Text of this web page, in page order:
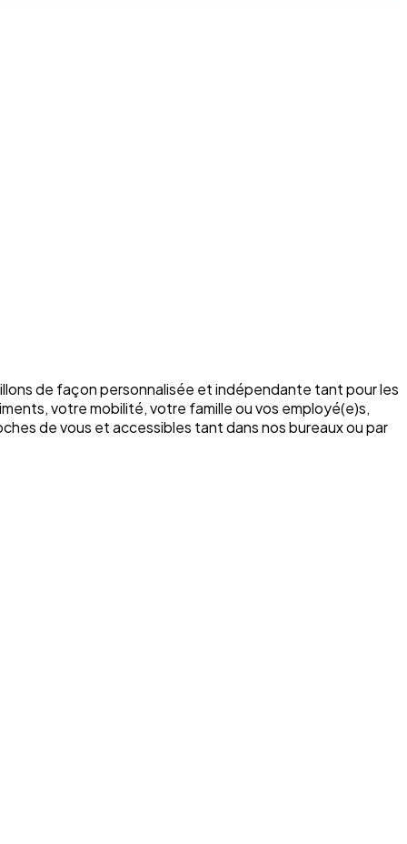
de façon personnalisée et indépendante tant pour les
votre mobilité, votre famille ou vos employé(e)s,
de vous et accessibles tant dans nos bureaux ou par